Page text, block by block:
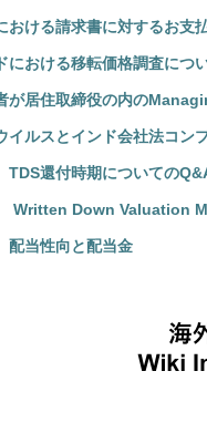
おける請求書に対するお支
における移転価格調査につい
が居住取締役の内の
イルスとインド会社法コン
還付時期についての
Written Down Valuation
当性向と配当金